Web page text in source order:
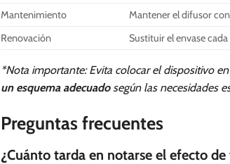
Mantenimiento
Mantener el difusor
Renovación
Sustituir el envase
*Nota importante: Evita colocar el dispositivo
un esquema adecuadosegún las necesidades
Preguntas frecuentes
¿Cuánto tarda en notarse el efecto